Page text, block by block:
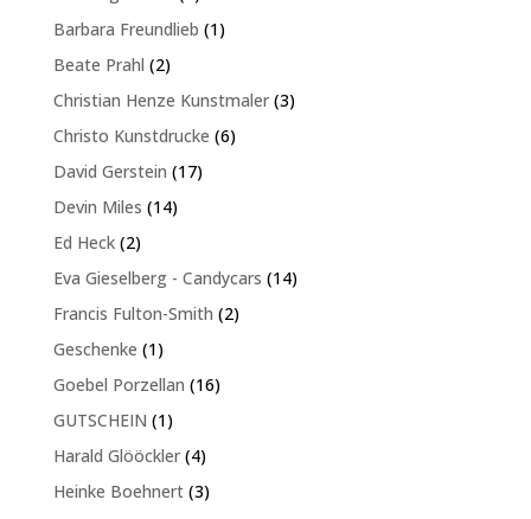
Produkte
Barbara Freundlieb 11
Beate Prahl 22
Produkte
Christian Henze Kunstmaler 33
Christo Kunstdrucke 66
David Gerstein 1717
Devin Miles 1414
Ed Heck 22
Produkte
Eva Gieselberg - Candycars 1414
Francis Fulton-Smith 22
Geschenke 11
Produkt
Goebel Porzellan 1616
GUTSCHEIN 11
Produkt
Harald Glööckler 44
Produkte
Heinke Boehnert 33